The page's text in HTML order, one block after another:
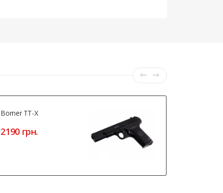
Borner TT-X
2190 грн.